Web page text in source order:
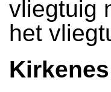
vliegtuig
het
Kirkenes